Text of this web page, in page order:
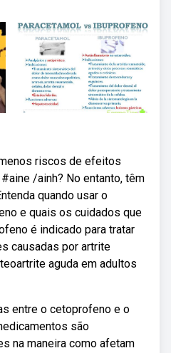
riscos de efeitos
/ainh? No entanto, têm
quando usar o
e quais os cuidados que
é indicado para tratar
causadas por artrite
aguda em adultos
entre o cetoprofeno e o
são
na maneira como afetam